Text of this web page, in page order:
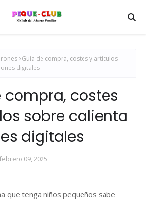
Guía de compra, costes y artículos
digitales
compra, costes
sobre calienta
digitales
febrero 09, 2025
que tenga niños pequeños sabe